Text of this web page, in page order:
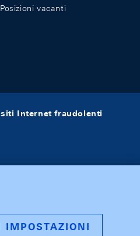
Posizioni vacanti
Internet fraudolenti
IMPOSTAZIONI